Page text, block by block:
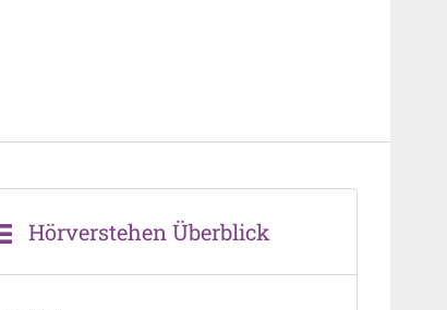
Hörverstehen Überblick